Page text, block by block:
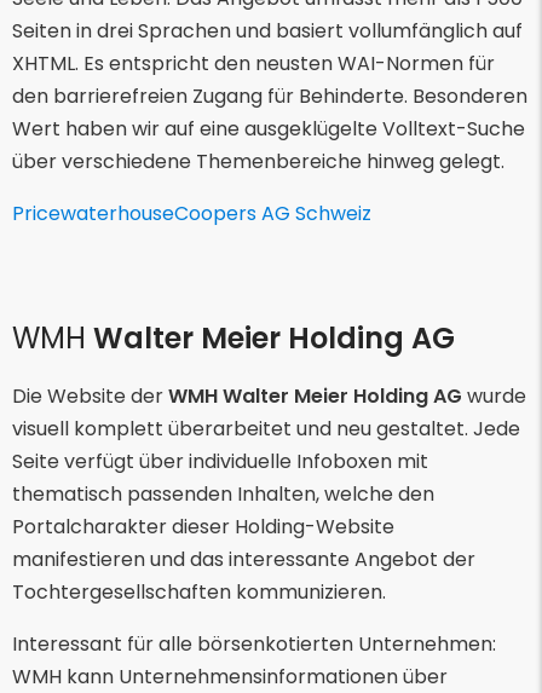
Seiten in drei Sprachen und basiert vollumfänglich auf
XHTML. Es entspricht den neusten WAI-Normen für
den barrierefreien Zugang für Behinderte. Besonderen
Wert haben wir auf eine ausgeklügelte Volltext-Suche
über verschiedene Themenbereiche hinweg gelegt.
PricewaterhouseCoopers AG Schweiz
WMH Walter Meier Holding AG
Die Website derWMH Walter Meier Holding AG wurde
visuell komplett überarbeitet und neu gestaltet. Jede
Seite verfügt über individuelle Infoboxen mit
thematisch passenden Inhalten, welche den
Portalcharakter dieser Holding-Website
manifestieren und das interessante Angebot der
Tochtergesellschaften kommunizieren.
Interessant für alle börsenkotierten Unternehmen:
WMH kann Unternehmensinformationen über